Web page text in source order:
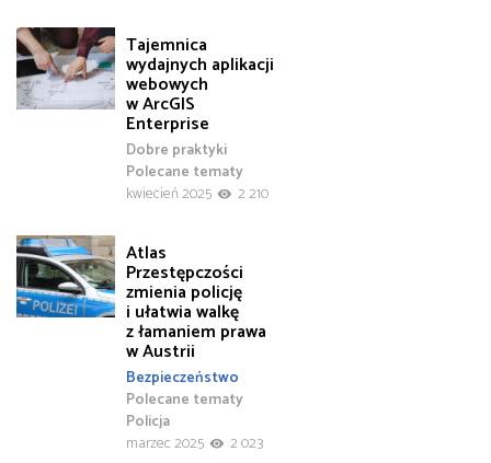
Tajemnica
wydajnych aplikacji
webowych
w ArcGIS
Enterprise
Dobre praktyki
Polecane tematy
kwiecień 2025
2 210
Atlas
Przestępczości
zmienia policję
i ułatwia walkę
z łamaniem prawa
w Austrii
Bezpieczeństwo
Polecane tematy
Policja
marzec 2025
2 023